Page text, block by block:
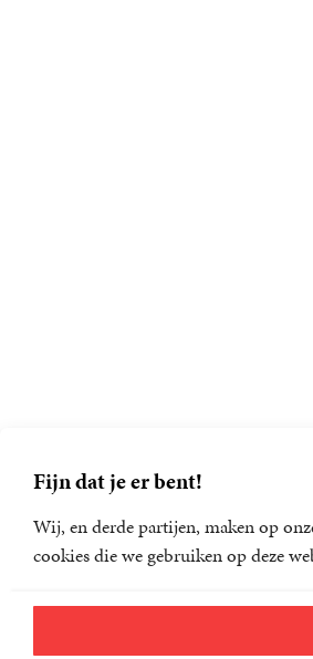
Fijn dat je er bent!
Wij, en derde partijen, maken op
cookies die we gebruiken op deze